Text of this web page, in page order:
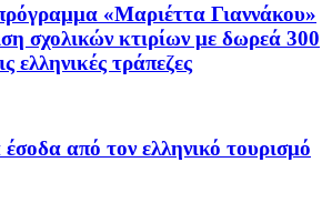
«Μαριέττα Γιαννάκου»
σχολικών κτιρίων με δωρεά 300
ελληνικές τράπεζες
έσοδα από τον ελληνικό τουρισμό